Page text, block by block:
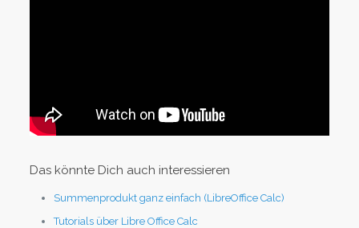
Das könnte Dich auch interessieren
Summenprodukt ganz einfach (LibreOffice Calc)
Tutorials über Libre Office Calc